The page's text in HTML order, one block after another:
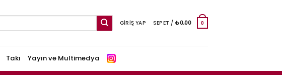
GIRIŞ YAP SEPET / ₺0,00 0
Takı Yayın ve Multimedya